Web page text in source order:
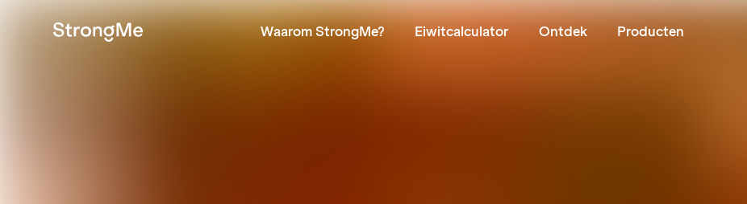
Waarom StrongMe? Eiwitcalculator Ontdek Producten